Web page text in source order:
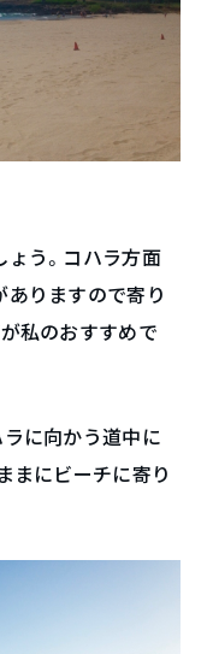
う。コハラ方面
りますので寄り
私のおすすめで
に向かう道中に
まにビーチに寄り